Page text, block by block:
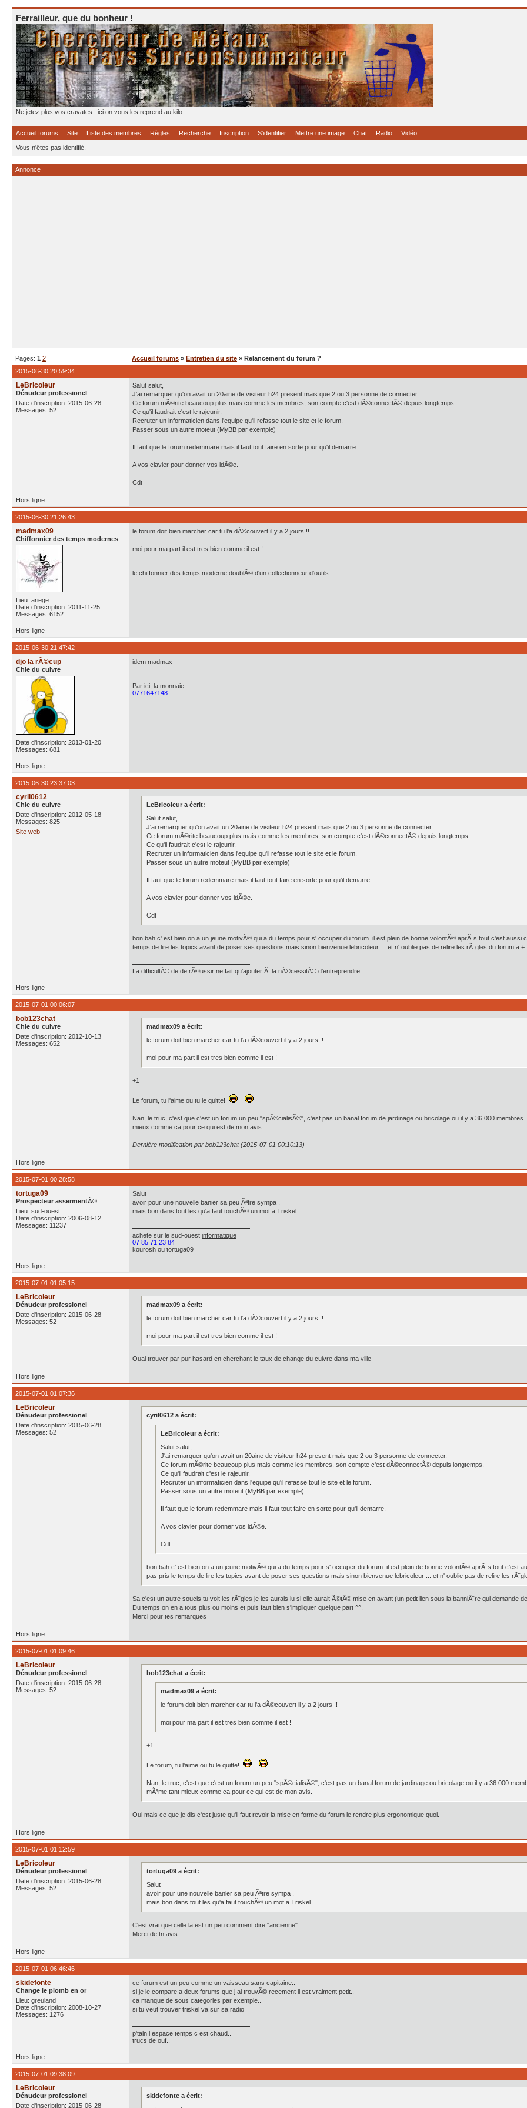
Ferrailleur, que du bonheur !
Ne jetez plus vos cravates : ici on vous les reprend au kilo.
Accueil forums Site Liste des membres Règles Recherche Inscription S'identifier Mettre une image Chat Radio Vidéo
Vous n'êtes pas identifié.
Annonce
Pages: 1 2 Accueil forums » Entretien du site » Relancement du forum ?
2015-06-30 20:59:34
LeBricoleur
Dénudeur professionel
Date d'inscription: 2015-06-28
Messages: 52
Salut salut,
J'ai remarquer qu'on avait un 20aine de visiteur h24 present mais que 2 ou 3 personne de connecter.
Ce forum mÃ©rite beaucoup plus mais comme les membres, son compte c'est dÃ©connectÃ© depuis longtemps.
Ce qu'il faudrait c'est le rajeunir.
Recruter un informaticien dans l'equipe qu'il refasse tout le site et le forum.
Passer sous un autre moteut (MyBB par exemple)
Il faut que le forum redemmare mais il faut tout faire en sorte pour qu'il demarre.
A vos clavier pour donner vos idÃ©e.
Cdt
Hors ligne
2015-06-30 21:26:43
madmax09
Chiffonnier des temps modernes
Lieu: ariege
Date d'inscription: 2011-11-25
Messages: 6152
le forum doit bien marcher car tu l'a dÃ©couvert il y a 2 jours !!
moi pour ma part il est tres bien comme il est !
le chiffonnier des temps moderne doublÃ© d'un collectionneur d'outils
Hors ligne
2015-06-30 21:47:42
djo la rÃ©cup
Chie du cuivre
Date d'inscription: 2013-01-20
Messages: 681
idem madmax
Par ici, la monnaie.
0771647148
Hors ligne
2015-06-30 23:37:03
cyril0612
Chie du cuivre
Date d'inscription: 2012-05-18
Messages: 825
Site web
LeBricoleur a écrit:
Salut salut,
J'ai remarquer qu'on avait un 20aine de visiteur h24 present mais que 2 ou 3 personne de connecter.
Ce forum mÃ©rite beaucoup plus mais comme les membres, son compte c'est dÃ©connectÃ© depuis longtemps.
Ce qu'il faudrait c'est le rajeunir.
Recruter un informaticien dans l'equipe qu'il refasse tout le site et le forum.
Passer sous un autre moteut (MyBB par exemple)
Il faut que le forum redemmare mais il faut tout faire en sorte pour qu'il demarre.
A vos clavier pour donner vos idÃ©e.
Cdt
bon bah c' est bien on a un jeune motivÃ© qui a du temps pour s' occuper du forum il est plein de bonne volontÃ© aprÃ¨s tout c'est aussi
temps de lire les topics avant de poser ses questions mais sinon bienvenue lebricoleur ... et n' oublie pas de relire les rÃ¨gles du forum a +
La difficultÃ© de de rÃ©ussir ne fait qu'ajouter Ã la nÃ©cessitÃ© d'entreprendre
Hors ligne
2015-07-01 00:06:07
bob123chat
Chie du cuivre
Date d'inscription: 2012-10-13
Messages: 652
madmax09 a écrit:
le forum doit bien marcher car tu l'a dÃ©couvert il y a 2 jours !!
moi pour ma part il est tres bien comme il est !
+1
Le forum, tu l'aime ou tu le quitte!
Nan, le truc, c'est que c'est un forum un peu "spÃ©cialisÃ©", c'est pas un banal forum de jardinage ou bricolage ou il y a 36.000
mieux comme ca pour ce qui est de mon avis.
Dernière modification par bob123chat (2015-07-01 00:10:13)
Hors ligne
2015-07-01 00:28:58
tortuga09
Prospecteur assermentÃ©
Lieu: sud-ouest
Date d'inscription: 2006-08-12
Messages: 11237
Salut
avoir pour une nouvelle banier sa peu Ãªtre sympa ,
mais bon dans tout les qu'a faut touchÃ© un mot a Triskel
achete sur le sud-ouest informatique
07 85 71 23 84
kourosh ou tortuga09
Hors ligne
2015-07-01 01:05:15
LeBricoleur
Dénudeur professionel
Date d'inscription: 2015-06-28
Messages: 52
madmax09 a écrit:
le forum doit bien marcher car tu l'a dÃ©couvert il y a 2 jours !!
moi pour ma part il est tres bien comme il est !
Ouai trouver par pur hasard en cherchant le taux de change du cuivre dans ma ville
Hors ligne
2015-07-01 01:07:36
LeBricoleur
Dénudeur professionel
Date d'inscription: 2015-06-28
Messages: 52
cyril0612 a écrit:
LeBricoleur a écrit:
Salut salut,
J'ai remarquer qu'on avait un 20aine de visiteur h24 present mais que 2 ou 3 personne de connecter.
Ce forum mÃ©rite beaucoup plus mais comme les membres, son compte c'est dÃ©connectÃ© depuis longtemps.
Ce qu'il faudrait c'est le rajeunir.
Recruter un informaticien dans l'equipe qu'il refasse tout le site et le forum.
Passer sous un autre moteut (MyBB par exemple)
Il faut que le forum redemmare mais il faut tout faire en sorte pour qu'il demarre.
A vos clavier pour donner vos idÃ©e.
Cdt
bon bah c' est bien on a un jeune motivÃ© qui a du temps pour s' occuper du forum il est plein de bonne volontÃ© aprÃ¨s tout c'est
pas pris le temps de lire les topics avant de poser ses questions mais sinon bienvenue lebricoleur ... et n' oublie pas de relire les
Sa c'est un autre soucis tu voit les rÃ¨gles je les aurais lu si elle aurait Ã©tÃ© mise en avant (un petit lien sous la banniÃ¨re qui demande
Du temps on en a tous plus ou moins et puis faut bien s'impliquer quelque part ^^.
Merci pour tes remarques
Hors ligne
2015-07-01 01:09:46
LeBricoleur
Dénudeur professionel
Date d'inscription: 2015-06-28
Messages: 52
bob123chat a écrit:
madmax09 a écrit:
le forum doit bien marcher car tu l'a dÃ©couvert il y a 2 jours !!
moi pour ma part il est tres bien comme il est !
+1
Le forum, tu l'aime ou tu le quitte!
Nan, le truc, c'est que c'est un forum un peu "spÃ©cialisÃ©", c'est pas un banal forum de jardinage ou bricolage ou il y a 36.000
mÃªme tant mieux comme ca pour ce qui est de mon avis.
Oui mais ce que je dis c'est juste qu'il faut revoir la mise en forme du forum le rendre plus ergonomique quoi.
Hors ligne
2015-07-01 01:12:59
LeBricoleur
Dénudeur professionel
Date d'inscription: 2015-06-28
Messages: 52
tortuga09 a écrit:
Salut
avoir pour une nouvelle banier sa peu Ãªtre sympa ,
mais bon dans tout les qu'a faut touchÃ© un mot a Triskel
C'est vrai que celle la est un peu comment dire "ancienne"
Merci de tn avis
Hors ligne
2015-07-01 06:46:46
skidefonte
Change le plomb en or
Lieu: greuland
Date d'inscription: 2008-10-27
Messages: 1276
ce forum est un peu comme un vaisseau sans capitaine..
si je le compare a deux forums que j ai trouvÃ© recement il est vraiment petit..
ca manque de sous categories par exemple..
si tu veut trouver triskel va sur sa radio
p'tain l espace temps c est chaud..
trucs de ouf..
Hors ligne
2015-07-01 09:38:09
LeBricoleur
Dénudeur professionel
Date d'inscription: 2015-06-28
skidefonte a écrit: